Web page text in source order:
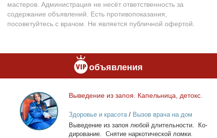
мастеров. Администрация не несёт ответственность за
содержание объявлений. Есть противопоказания,
посоветуйтесь с врачом. Не является публичной офертой.
объявления
Выведение
из
запоя.
Капельница,
Вы­ве­де­ние из за­поя. Ка­пель­ни­ца, де­токс.
Здоровье и красота/ Вызов врача на дом
Вы­ве­де­ние из за­поя лю­бой дли­тель­но­сти. Ко­
ди­ро­ва­ние. Сня­тие нар­ко­ти­че­ской лом­ки.